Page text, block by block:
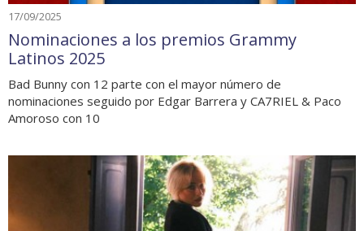
17/09/2025
Nominaciones a los premios Grammy
Latinos 2025
Bad Bunny con 12 parte con el mayor número de
nominaciones seguido por Edgar Barrera y CA7RIEL & Paco
Amoroso con 10